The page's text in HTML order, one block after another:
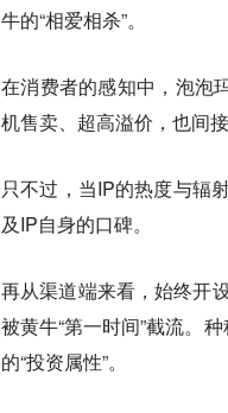
牛的“相爱相杀”。
在消费者的感知中，泡泡
机售卖、超高溢价，也间
只不过，当IP的热度与辐
及IP自身的口碑。
再从渠道端来看，始终开
被黄牛“第一时间”截流。
的“投资属性”。